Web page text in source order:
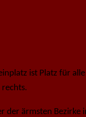
ist Platz für
rechts.
der ärmsten Bezirke